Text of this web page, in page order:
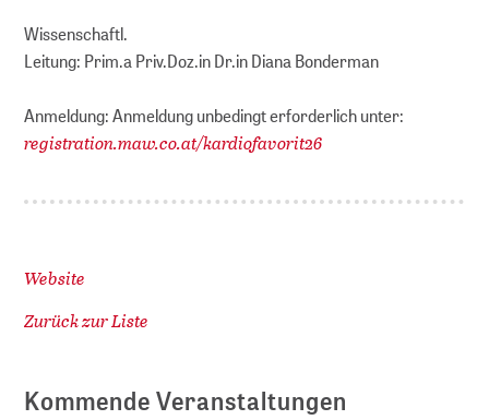
Wissenschaftl.
Leitung: Prim.a Priv.Doz.in Dr.in Diana Bonderman
Anmeldung: Anmeldung unbedingt erforderlich unter:
registration.maw.co.at/kardiofavorit26
Website
Zurück zur Liste
Kommende Veranstaltungen